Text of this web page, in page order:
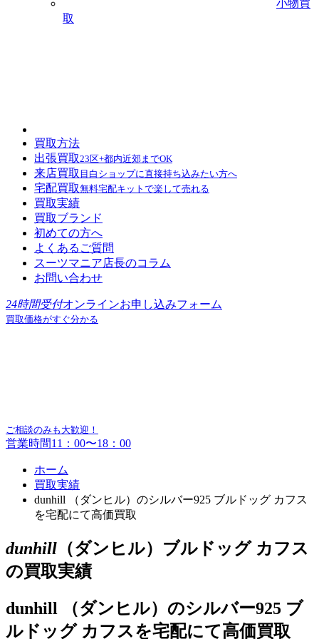
小物買
取
買取方法
出張買取23区+都内近郊までOK
来店買取 目白ショップに直接持ち込みたい方へ
宅配買取無料宅配キットで楽して売れる
買取実績
買取ブランド
初めての方へ
よくあるご質問
スーツマニア店長のコラム
お問い合わせ
24時間受付オンラインお申し込みフォーム
買取価格がすぐ分かる
ご相談のみも大歓迎！
営業時間11：00〜18：00
ホーム
買取実績
dunhill （ダンヒル）のシルバー925 ブルドッグ カフス
を宅配にて高価買取
dunhill （ダンヒル）ブルドッグ カフス
の買取実績
dunhill （ダンヒル）のシルバー925 ブ
ルドッグ カフスを宅配にて高価買取